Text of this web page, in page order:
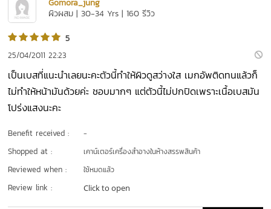
Gomora_jung
ผิวผสม | 30-34 Yrs | 160 รีวิว
5
25/04/2011 22:23
เป็นเบสที่แนะนำเลยนะคะตัวนี้ทำให้ผิวดูสว่างใส เมกอัพติดทนแล้วก็
ไม่ทำให้หน้ามันด้วยค่ะ ชอบมากๆ แต่ตัวนี้ไม่ปกปิดเพราะเนื้อเบสมัน
โปร่งแสงนะคะ
Benefit received : -
Shopped at : เคาน์เตอร์เครื่องสำอางในห้างสรรพสินค้า
Reviewed when : ใช้หมดแล้ว
Review link : Click to open